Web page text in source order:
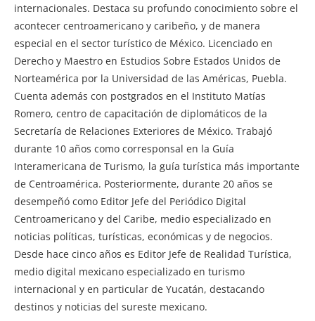
internacionales. Destaca su profundo conocimiento sobre el
acontecer centroamericano y caribeño, y de manera
especial en el sector turístico de México. Licenciado en
Derecho y Maestro en Estudios Sobre Estados Unidos de
Norteamérica por la Universidad de las Américas, Puebla.
Cuenta además con postgrados en el Instituto Matías
Romero, centro de capacitación de diplomáticos de la
Secretaría de Relaciones Exteriores de México. Trabajó
durante 10 años como corresponsal en la Guía
Interamericana de Turismo, la guía turística más importante
de Centroamérica. Posteriormente, durante 20 años se
desempeñó como Editor Jefe del Periódico Digital
Centroamericano y del Caribe, medio especializado en
noticias políticas, turísticas, económicas y de negocios.
Desde hace cinco años es Editor Jefe de Realidad Turística,
medio digital mexicano especializado en turismo
internacional y en particular de Yucatán, destacando
destinos y noticias del sureste mexicano.